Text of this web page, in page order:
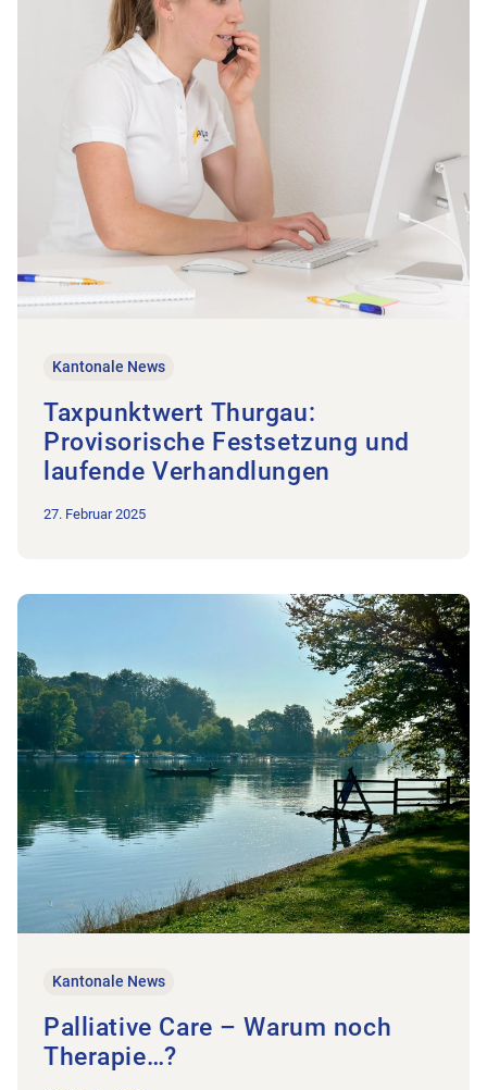
Kantonale News
Taxpunktwert Thurgau:
Provisorische Festsetzung und
laufende Verhandlungen
27. Februar 2025
Kantonale News
Palliative Care – Warum noch
Therapie…?
Zum Beitrag Palliative Care – Warum noch Therapie…?